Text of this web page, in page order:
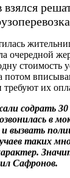
очередной
стоимость
потом
их
содрать 30
в
вызвать
таких
Сафронов.